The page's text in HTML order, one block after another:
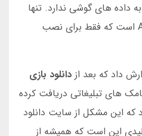
داده های گوشی ندارد. تنها
فایلی که نیاز دارد، فایل APK است که فقط برای نصب
دانلود بازی
های تبلیغاتی دریافت کرده
این مشکل از سایت دانلود
این است که همیشه از